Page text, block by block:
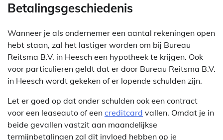
Betalingsgeschiedenis
Wanneer je als ondernemer een aantal rekeningen open
hebt staan, zal het lastiger worden om bij Bureau
Reitsma B.V. in Heesch een hypotheek te krijgen. Ook
voor particulieren geldt dat er door Bureau Reitsma B.V.
in Heesch wordt gekeken of er lopende schulden zijn.
Let er goed op dat onder schulden ook een contract
voor een leaseauto of een creditcard vallen. Omdat je in
beide gevallen vastzit aan maandelijkse
termijnbetalingen zal dit invloed hebben op je